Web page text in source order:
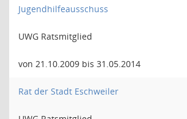
Jugendhilfeausschuss
UWG Ratsmitglied
von 21.10.2009 bis 31.05.2014
Rat der Stadt Eschweiler